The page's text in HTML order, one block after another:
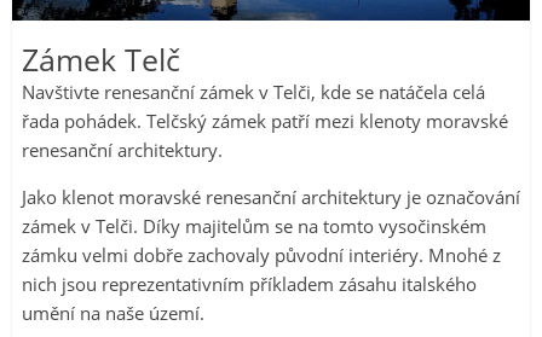
Zámek Telč
Navštivte renesanční zámek v Telči, kde se natáčela celá
řada pohádek. Telčský zámek patří mezi klenoty moravské
renesanční architektury.
Jako klenot moravské renesanční architektury je označování
zámek v Telči. Díky majitelům se na tomto vysočinském
zámku velmi dobře zachovaly původní interiéry. Mnohé z
nich jsou reprezentativním příkladem zásahu italského
umění na naše území.